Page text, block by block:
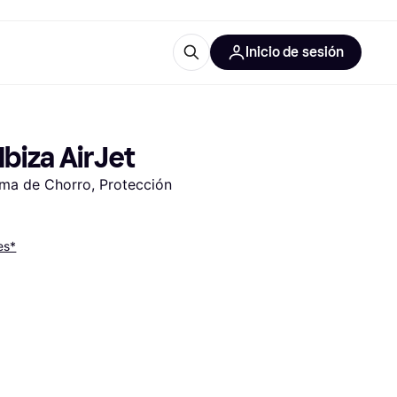
Inicio de sesión
AirJet
de Chorro, Protección